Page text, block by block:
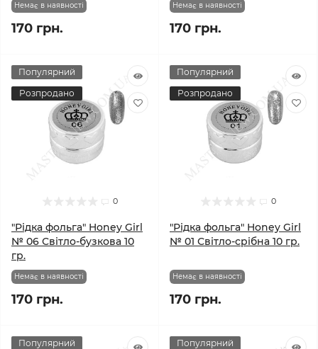
Немає в наявності
170 грн.
Немає в наявності
170 грн.
Популярний
Розпродано
0
"Рідка фольга" Honey Girl
№ 06 Світло-бузкова 10
гр.
Немає в наявності
170 грн.
Популярний
Розпродано
0
"Рідка фольга" Honey Girl
№ 01 Світло-срібна 10 гр.
Немає в наявності
170 грн.
Популярний
Популярний